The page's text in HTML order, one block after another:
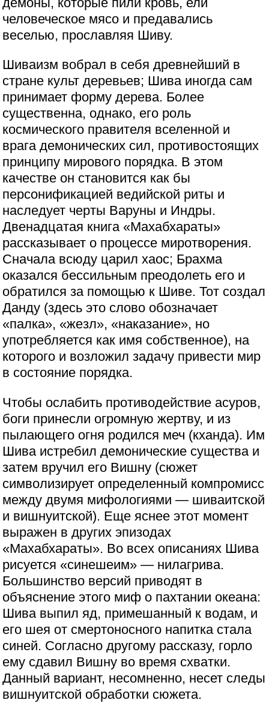
человеческое мясо и предавались
веселью, прославляя Шиву.
Шиваизм вобрал в себя древнейший в
стране культ деревьев; Шива иногда сам
принимает форму дерева. Более
существенна, однако, его роль
космического правителя вселенной и
врага демонических сил, противостоящих
принципу мирового порядка. В этом
качестве он становится как бы
персонификацией ведийской риты и
наследует черты Варуны и Индры.
Двенадцатая книга «Махабхараты»
рассказывает о процессе миротворения.
Сначала всюду царил хаос; Брахма
оказался бессильным преодолеть его и
обратился за помощью к Шиве. Тот создал
Данду (здесь это слово обозначает
«палка», «жезл», «наказание», но
употребляется как имя собственное), на
которого и возложил задачу привести мир
в состояние порядка.
Чтобы ослабить противодействие асуров,
боги принесли огромную жертву, и из
пылающего огня родился меч (кханда). Им
Шива истребил демонические существа и
затем вручил его Вишну (сюжет
символизирует определенный компромисс
между двумя мифологиями — шиваитской
и вишнуитской). Еще яснее этот момент
выражен в других эпизодах
«Махабхараты». Во всех описаниях Шива
рисуется «синешеим» — нилагрива.
Большинство версий приводят в
объяснение этого миф о пахтании океана:
Шива выпил яд, примешанный к водам, и
его шея от смертоносного напитка стала
синей. Согласно другому рассказу, горло
ему сдавил Вишну во время схватки.
Данный вариант, несомненно, несет следы
вишнуитской обработки сюжета.